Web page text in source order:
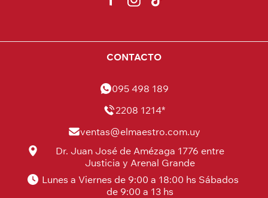
CONTACTO
095 498 189
2208 1214*
ventas@elmaestro.com.uy
Dr. Juan José de Amézaga 1776 entre
Justicia y Arenal Grande
Lunes a Viernes de 9:00 a 18:00 hs Sábados
de 9:00 a 13 hs